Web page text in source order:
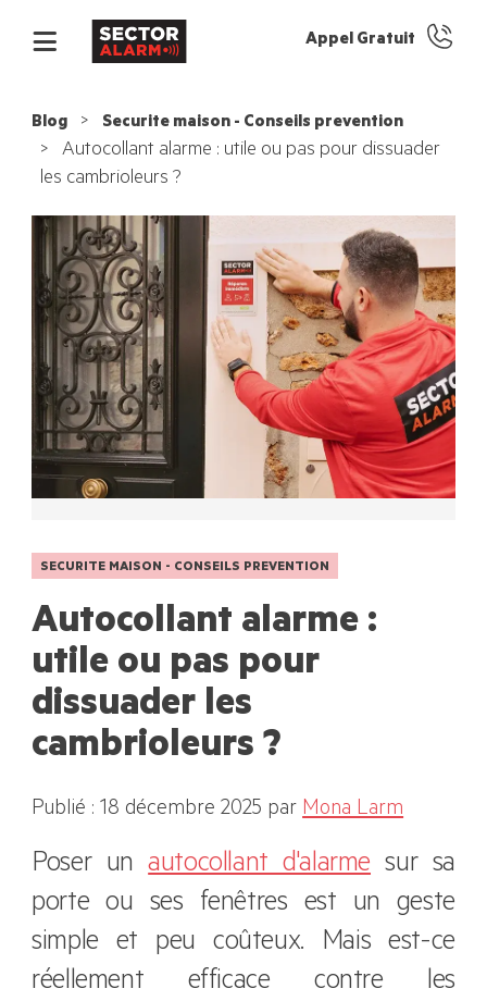
Appel Gratuit
Blog Securite maison - Conseils prevention
Autocollant alarme : utile ou pas pour dissuader
les cambrioleurs ?
SECURITE MAISON - CONSEILS PREVENTION
Autocollant alarme :
utile ou pas pour
dissuader les
cambrioleurs ?
Publié : 18 décembre 2025 par Mona Larm
Poser unautocollant d'alarme sur sa
porte ou ses fenêtres est un geste
simple et peu coûteux. Mais est-ce
réellement efficace contre les